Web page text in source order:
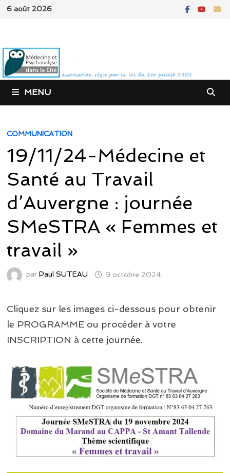
Passer
6 août 2026
MENU
COMMUNICATION
19/11/24-Médecine et
Santé au Travail
d’Auvergne : journée
SMeSTRA « Femmes et
travail »
par Paul SUTEAU 9 octobre 2024
Cliquez sur les images ci-dessous pour obtenir
le PROGRAMME ou procéder à votre
INSCRIPTION à cette journée.